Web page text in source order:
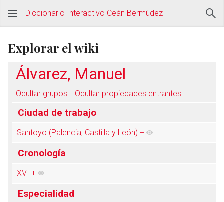
Diccionario Interactivo Ceán Bermúdez
Explorar el wiki
Álvarez, Manuel
Ocultar grupos Ocultar propiedades entrantes
Ciudad de trabajo
Santoyo (Palencia, Castilla y León) +
Cronología
XVI +
Especialidad